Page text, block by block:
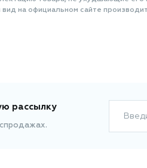
на официальном сайте
рассылку